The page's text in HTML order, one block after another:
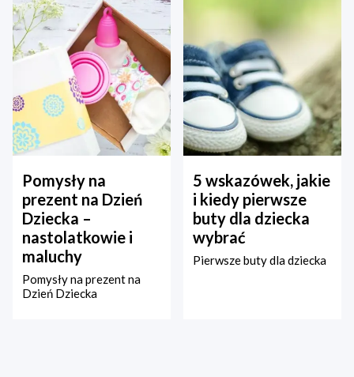
Pomysły na
prezent na Dzień
Dziecka –
nastolatkowie i
maluchy
Pomysły na prezent na
Dzień Dziecka
5 wskazówek, jakie
i kiedy pierwsze
buty dla dziecka
wybrać
Pierwsze buty dla dziecka